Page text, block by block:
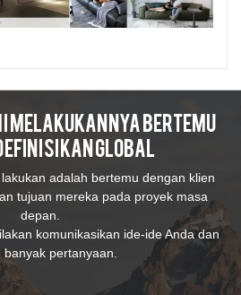
Melakukannya Bertemu
Global
adalah bertemu dengan klien
tujuan mereka pada proyek masa
depan.
komunikasikan ide-ide Anda dan
banyak pertanyaan.